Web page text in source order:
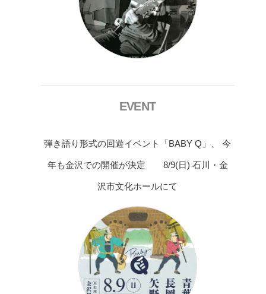
EVENT
弾き語り形式の回遊イベント「BABY Q」、 今
年も金沢での開催が決定 8/9(日) 石川・金
沢市文化ホールにて